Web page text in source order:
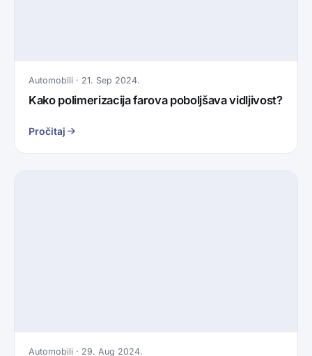
Automobili · 21. Sep 2024.
Kako polimerizacija farova poboljšava vidljivost?
Pročitaj
Automobili · 29. Aug 2024.